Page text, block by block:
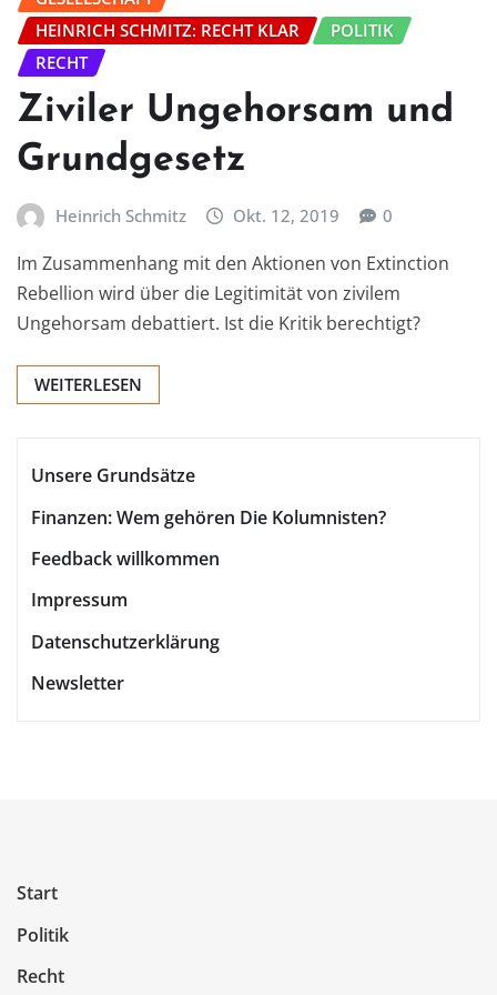
HEINRICH SCHMITZ: RECHT KLAR
POLITIK
RECHT
Ziviler Ungehorsam und
Grundgesetz
Heinrich Schmitz Okt. 12, 2019 0
Im Zusammenhang mit den Aktionen von Extinction
Rebellion wird über die Legitimität von zivilem
Ungehorsam debattiert. Ist die Kritik berechtigt?
WEITERLESEN
Unsere Grundsätze
Finanzen: Wem gehören Die Kolumnisten?
Feedback willkommen
Impressum
Datenschutzerklärung
Newsletter
Start
Politik
Recht